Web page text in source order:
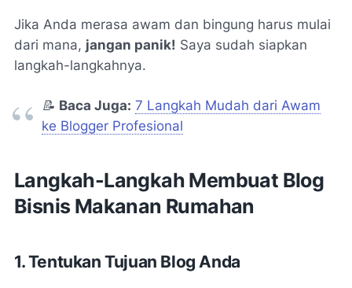
Jika Anda merasa awam dan bingung harus mulai
dari mana, jangan panik! Saya sudah siapkan
langkah-langkahnya.
📝 Baca Juga: 7 Langkah Mudah dari Awam
ke Blogger Profesional
Langkah-Langkah Membuat Blog
Bisnis Makanan Rumahan
1. Tentukan Tujuan Blog Anda